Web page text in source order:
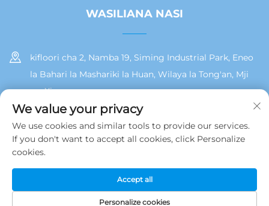
WASILIANA NASI
kifloori cha 2, Namba 19, Siming Industrial Park, Eneo
la Bahari la Mashariki la Huan, Wilaya la Tong'an, Mji
wa Xiamen
+86 13215929911
[email protected]
Hakiki © 2025 na Jamooz (Xiamen) Technology Co., Ltd.
Faragha
We value your privacy
We use cookies and similar tools to provide our services.
If you don't want to accept all cookies, click Personalize
cookies.
Personalize cookies
Accept all